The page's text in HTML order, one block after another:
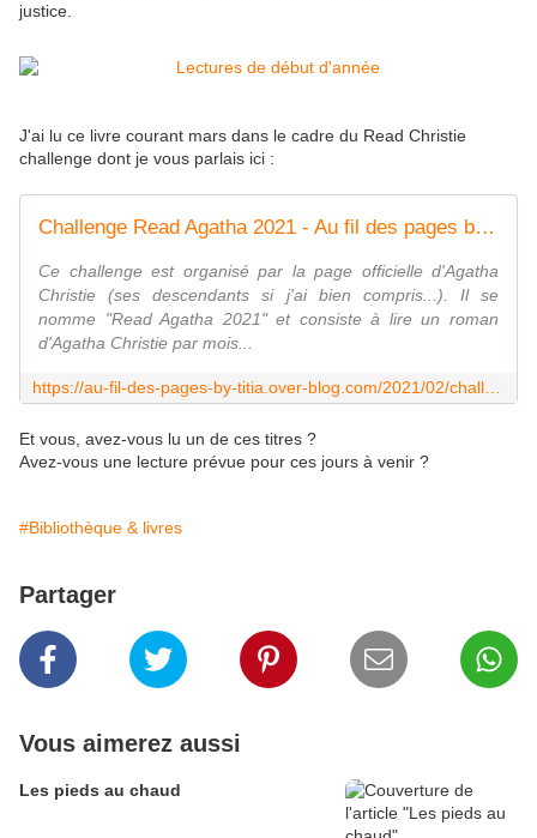
justice.
J'ai lu ce livre courant mars dans le cadre du Read Christie
challenge dont je vous parlais ici :
Challenge Read Agatha 2021 - Au fil des pages by Titia
Ce challenge est organisé par la page officielle d'Agatha
Christie (ses descendants si j'ai bien compris...). Il se
nomme "Read Agatha 2021" et consiste à lire un roman
d'Agatha Christie par mois...
Et vous, avez-vous lu un de ces titres ?
Avez-vous une lecture prévue pour ces jours à venir ?
#Bibliothèque & livres
Partager
Vous aimerez aussi
Les pieds au chaud